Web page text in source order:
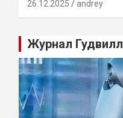
26.12.2025 andrey
Журнал Гудвилл